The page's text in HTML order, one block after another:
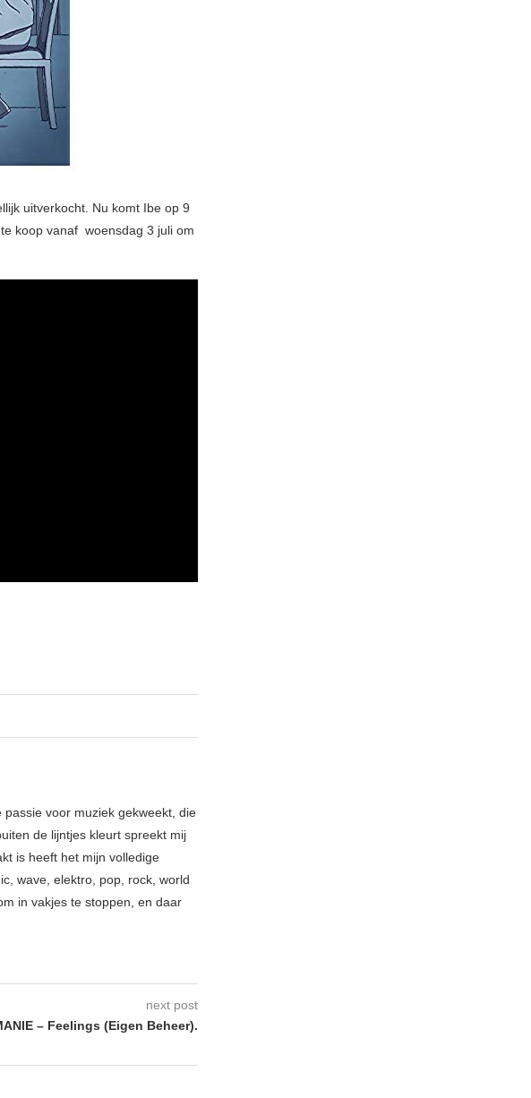
uitverkocht. Nu komt Ibe op 9
koop vanaf woensdag 3 juli om
voor muziek gekweekt, die
de lijntjes kleurt spreekt mij
is heeft het mijn volledige
wave, elektro, pop, rock, world
in vakjes te stoppen, en daar
next post
– Feelings (Eigen Beheer).